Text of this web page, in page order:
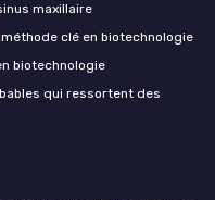
maxillaire
clé en biotechnologie
biotechnologie
qui ressortent des